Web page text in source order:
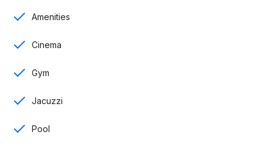
4 rooms
5 baños
Sala
Cocina
Comedor
Amenities
Cinema
Gym
Jacuzzi
Pool